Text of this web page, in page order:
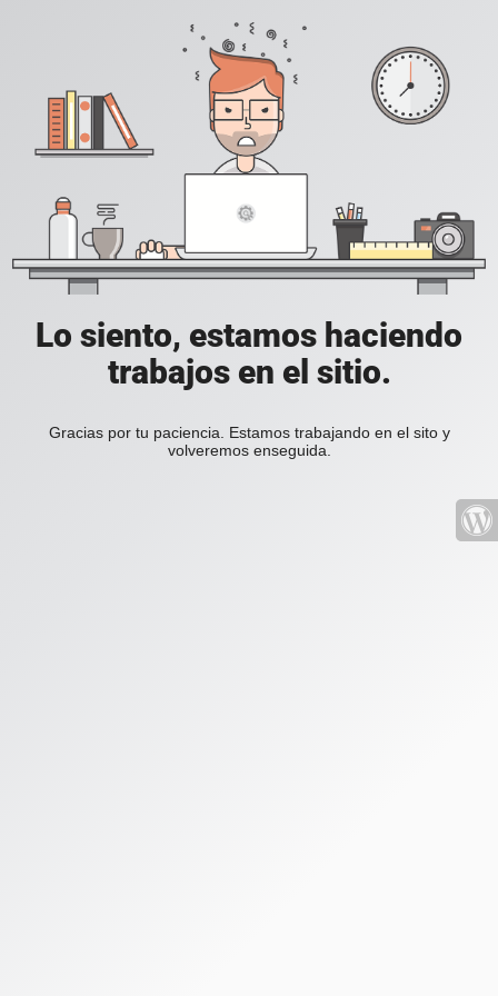
Lo siento, estamos haciendo
trabajos en el sitio.
Gracias por tu paciencia. Estamos trabajando en el sito y
volveremos enseguida.